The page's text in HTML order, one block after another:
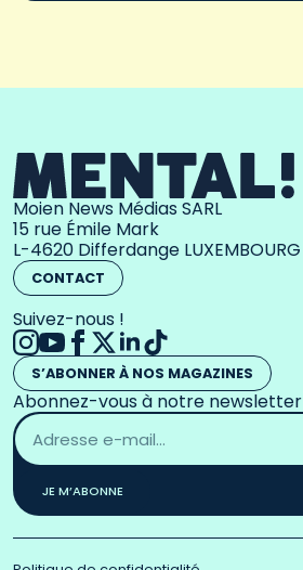
Moien News Médias SARL
15 rue Émile Mark
L-4620 Differdange LUXEMBOURG
CONTACT
Suivez-nous !
S’ABONNER À NOS MAGAZINES
Abonnez-vous à notre newsletter
Adresse
email
*
JE M’ABONNE